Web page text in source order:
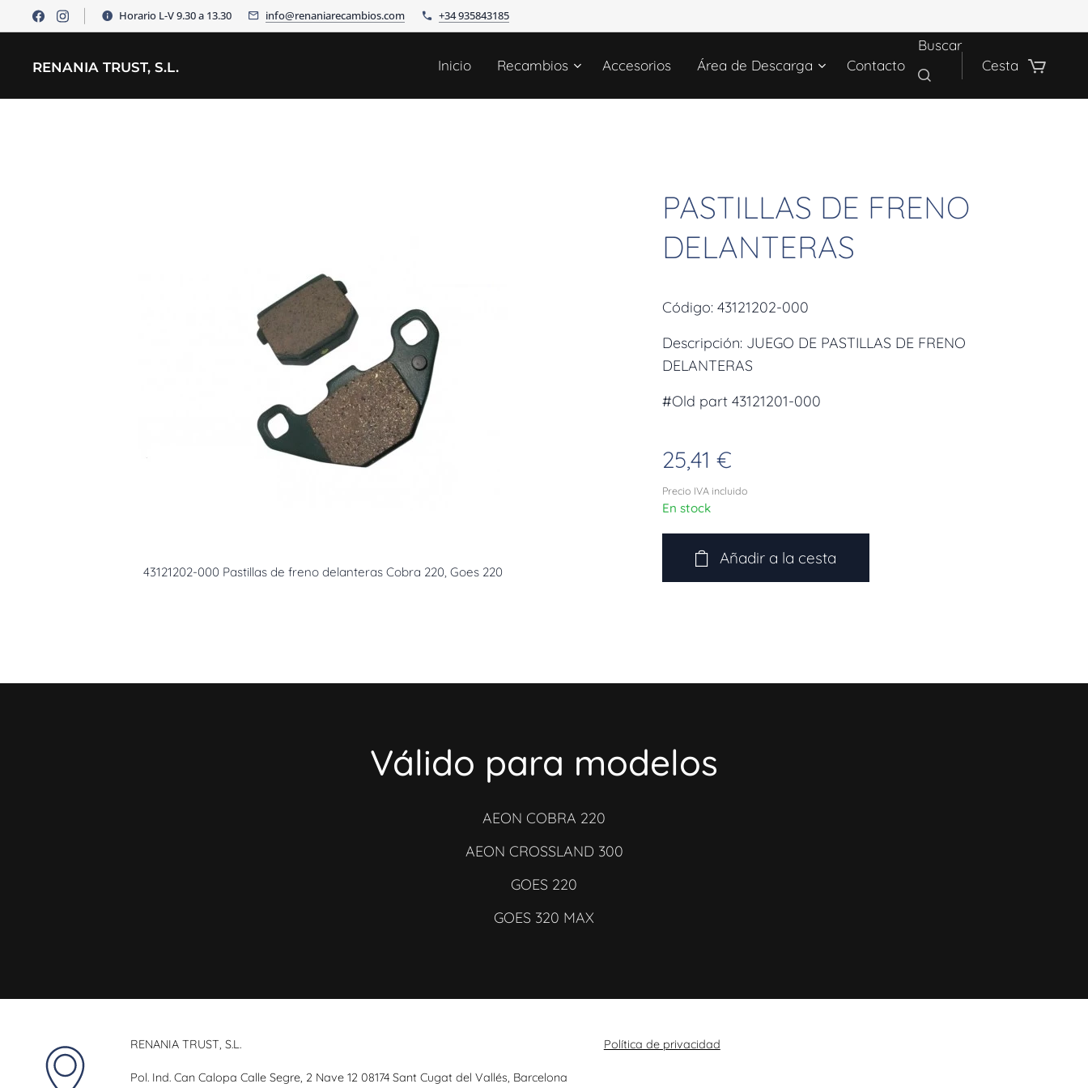
Horario L-V 9.30 a 13.30 info@renaniarecambios.com +34 935843185
RENANIA TRUST, S.L. Inicio Recambios Accesorios Área de Descarga Contacto
Buscar
Cesta
PASTILLAS DE FRENO
DELANTERAS
43121202-000 Pastillas de freno delanteras Cobra 220, Goes 220
Código: 43121202-000
Descripción: JUEGO DE PASTILLAS DE FRENO
DELANTERAS
#Old part 43121201-000
25,41 €
Precio IVA incluido
En stock
Añadir a la cesta
Válido para modelos
AEON COBRA 220
AEON CROSSLAND 300
GOES 220
GOES 320 MAX
RENANIA TRUST, S.L.
Pol. Ind. Can Calopa Calle Segre, 2 Nave 12 08174 Sant Cugat del Vallés, Barcelona
Política de privacidad